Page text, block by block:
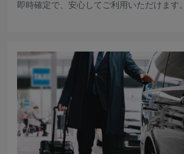
即時確定で、安心してご利用いただけます。